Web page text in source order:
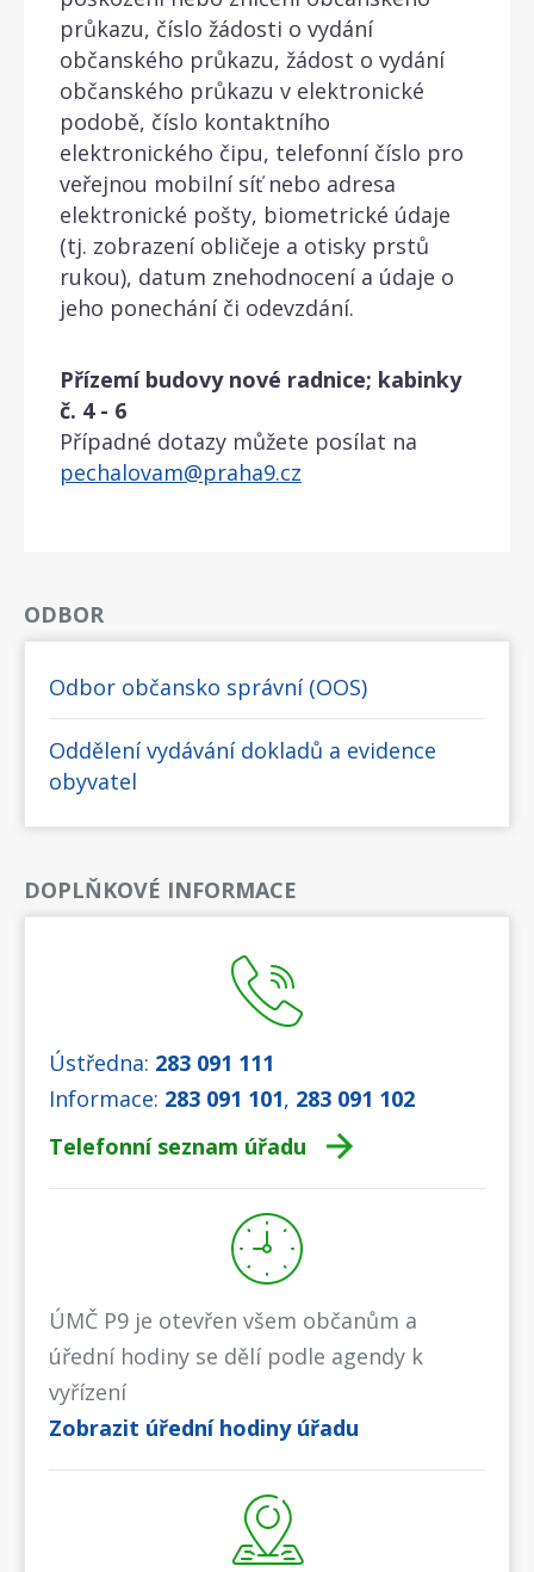
průkazu, číslo žádosti o vydání
občanského průkazu, žádost o vydání
občanského průkazu v elektronické
podobě, číslo kontaktního
elektronického čipu, telefonní číslo pro
veřejnou mobilní síť nebo adresa
elektronické pošty, biometrické údaje
(tj. zobrazení obličeje a otisky prstů
rukou), datum znehodnocení a údaje o
jeho ponechání či odevzdání.
Přízemí budovy nové radnice; kabinky
č. 4 - 6
Případné dotazy můžete posílat na
pechalovam@praha9.cz
ODBOR
Odbor občansko správní (OOS)
Oddělení vydávání dokladů a evidence
obyvatel
DOPLŇKOVÉ INFORMACE
Ústředna: 283 091 111
Informace: 283 091 101, 283 091 102
Telefonní seznam úřadu
ÚMČ P9 je otevřen všem občanům a
úřední hodiny se dělí podle agendy k
vyřízení
Zobrazit úřední hodiny úřadu